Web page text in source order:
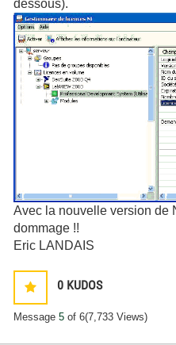
dessous).
Avec la nouvelle version de
dommage !!
Eric LANDAIS
0 KUDOS
Message5 of 6(7,733 Views)